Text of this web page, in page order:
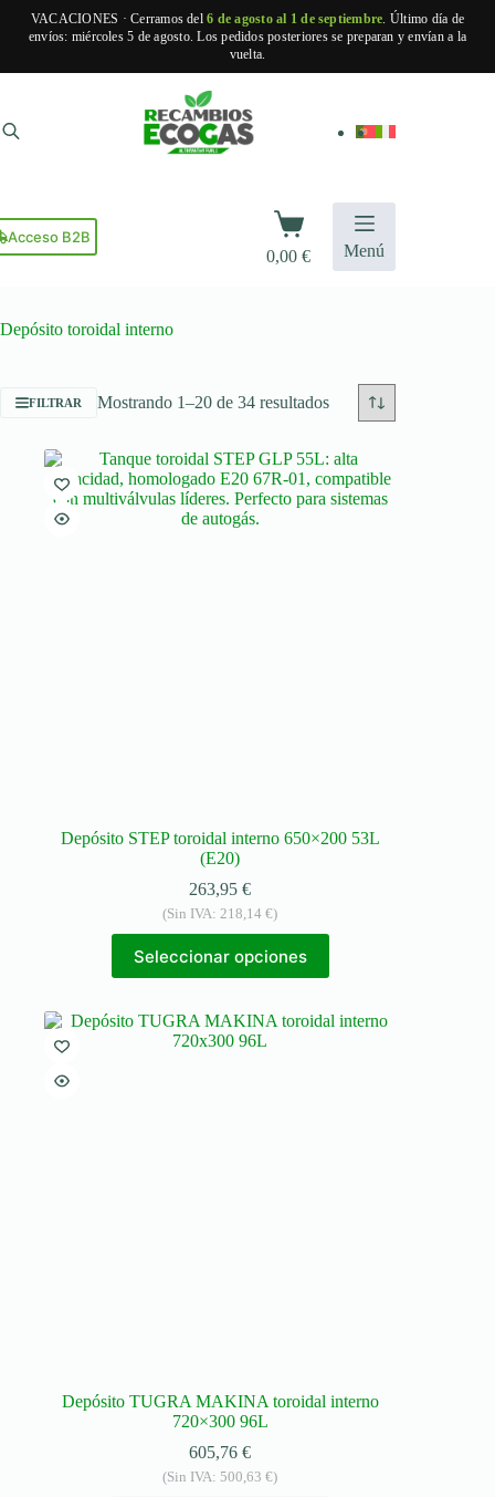
VACACIONES · Cerramos del6 de agosto al 1 de septiembre. Último día de
envíos: miércoles 5 de agosto. Los pedidos posteriores se preparan y envían a la
vuelta.
contenido
Acceso B2B
Carro
de
compra
0,00€ Menú
Depósito toroidal interno
FILTRAR Mostrando 1–20 de 34 resultadosOrdenado
Depósito STEP toroidal interno 650×200 53L
(E20)
263,95€
(Sin IVA:218,14€)
Seleccionar opciones
Depósito TUGRA MAKINA toroidal interno
720×300 96L
605,76€
(Sin IVA: 500,63€)